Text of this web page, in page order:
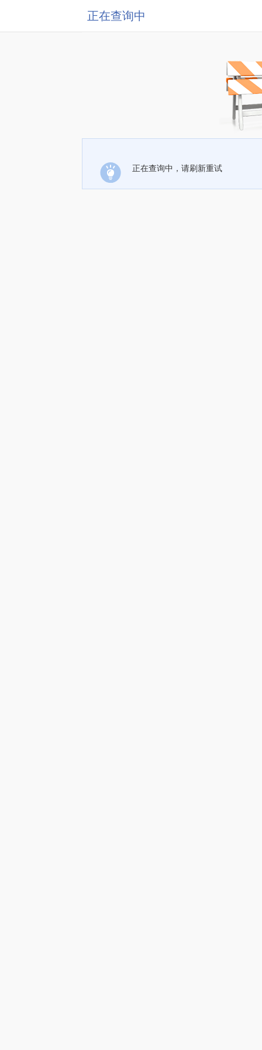
正在查询中
正在查询中，请刷新重试